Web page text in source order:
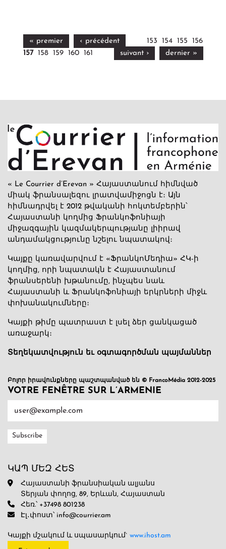
« premier ‹ précédent 153 154 155
156
157
158 159 160 161 suivant › dernier »
« Le Courrier d’Erevan » Հայաստանում հիմնված
միակ ֆրանսալեզու լրատվամիջոցն է։ Այն
հիմնադրվել է 2012 թվականի հոկտեմբերին՝
Հայաստանի կողմից Ֆրանկոֆոնիայի
միջազգային կազմակերպությանը լիիրավ
անդամակցությունը նշելու նպատակով։
Կայքը կառավարվում է «ՖրանկոՄեդիա» ՀԿ-ի
կողմից, որի նպատակն է Հայաստանում
ֆրանսերենի խթանումը, ինչպես նաև
Հայաստանի և Ֆրանկոֆոնիայի երկրների միջև
փոխանակումները։
Կայքի թիմը պատրաստ է լսել ձեր ցանկացած
առաջարկ։
Տեղեկատվություն եւ օգտագործման պայմաններ
Բոլոր իրավունքները պաշտպանված են © FrancoMédia 2012-2025
VOTRE FENÊTRE SUR L’ARMENIE
ԿԱՊ ՄԵԶ ՀԵՏ
Հայաստանի ֆրանսիական ալյանս
Տերյան փողոց, 89, Երևան, Հայաստան
Հեռ.՝ +37498 801238
Էլ․փոստ՝ info@courrier.am
Կայքի մշակում և սպասարկում` www.ihost.am